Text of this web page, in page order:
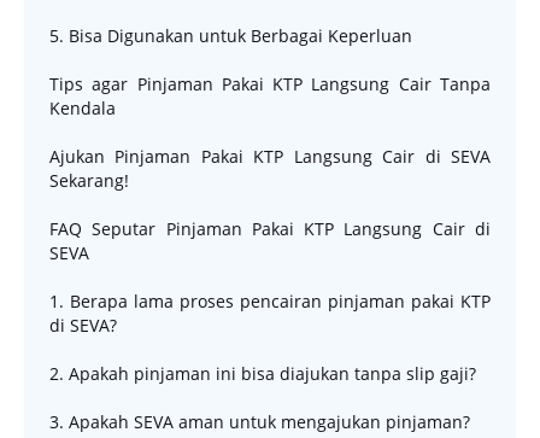
5. Bisa Digunakan untuk Berbagai Keperluan
Tips agar Pinjaman Pakai KTP Langsung Cair Tanpa
Kendala
Ajukan Pinjaman Pakai KTP Langsung Cair di SEVA
Sekarang!
FAQ Seputar Pinjaman Pakai KTP Langsung Cair di
SEVA
1. Berapa lama proses pencairan pinjaman pakai KTP
di SEVA?
2. Apakah pinjaman ini bisa diajukan tanpa slip gaji?
3. Apakah SEVA aman untuk mengajukan pinjaman?